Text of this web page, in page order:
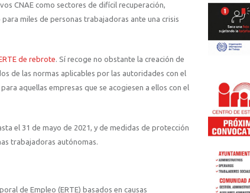
CNAE como sectores de difícil recuperación,
miles de personas trabajadoras ante una crisis
de rebrote. Sí recoge no obstante la creación de
de las normas aplicables por las autoridades con el
aquellas empresas que se acogiesen a ellos con el
el 31 de mayo de 2021, y de medidas de protección
trabajadoras autónomas.
de Empleo (ERTE) basados en causas